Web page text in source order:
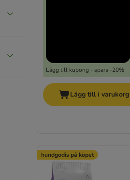
Lägg till kupong - spara -20%
Lägg till i varukorg
hundgodis på köpet